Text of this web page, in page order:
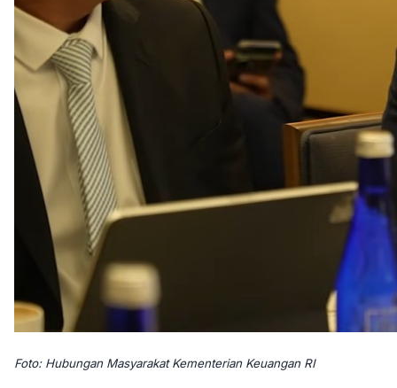
Foto: Hubungan Masyarakat Kementerian Keuangan RI